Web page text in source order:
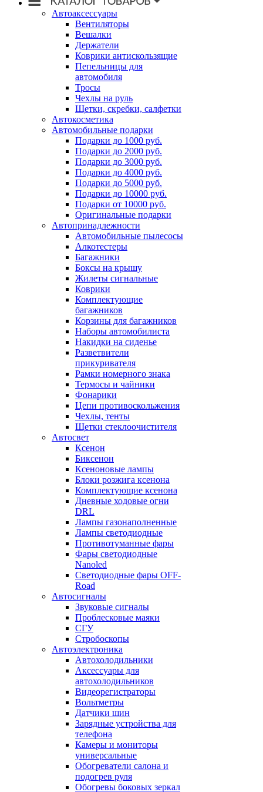
Автоаксессуары
Вентиляторы
Вешалки
Держатели
Коврики антискользящие
Пепельницы для
автомобиля
Тросы
Чехлы на руль
Щетки, скребки, салфетки
Автокосметика
Автомобильные подарки
Подарки до 1000 руб.
Подарки до 2000 руб.
Подарки до 3000 руб.
Подарки до 4000 руб.
Подарки до 5000 руб.
Подарки до 10000 руб.
Подарки от 10000 руб.
Оригинальные подарки
Автопринадлежности
Автомобильные пылесосы
Алкотестеры
Багажники
Боксы на крышу
Жилеты сигнальные
Коврики
Комплектующие
багажников
Корзины для багажников
Наборы автомобилиста
Накидки на сиденье
Разветвители
прикуривателя
Рамки номерного знака
Термосы и чайники
Фонарики
Цепи противоскольжения
Чехлы, тенты
Щетки стеклоочистителя
Автосвет
Ксенон
Биксенон
Ксеноновые лампы
Блоки розжига ксенона
Комплектующие ксенона
Дневные ходовые огни
DRL
Лампы газонаполненные
Лампы светодиодные
Противотуманные фары
Фары светодиодные
Nanoled
Светодиодные фары OFF-
Road
Автосигналы
Звуковые сигналы
Проблесковые маяки
СГУ
Стробоскопы
Автоэлектроника
Автохолодильники
Аксессуары для
автохолодильников
Видеорегистраторы
Вольтметры
Датчики шин
Зарядные устройства для
телефона
Камеры и мониторы
универсальные
Обогреватели салона и
подогрев руля
Обогревы боковых зеркал